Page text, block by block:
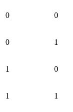
0 0
0 1
1 0
1 1